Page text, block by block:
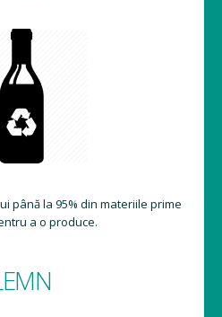
până la 95% din materiile prime
a o produce.